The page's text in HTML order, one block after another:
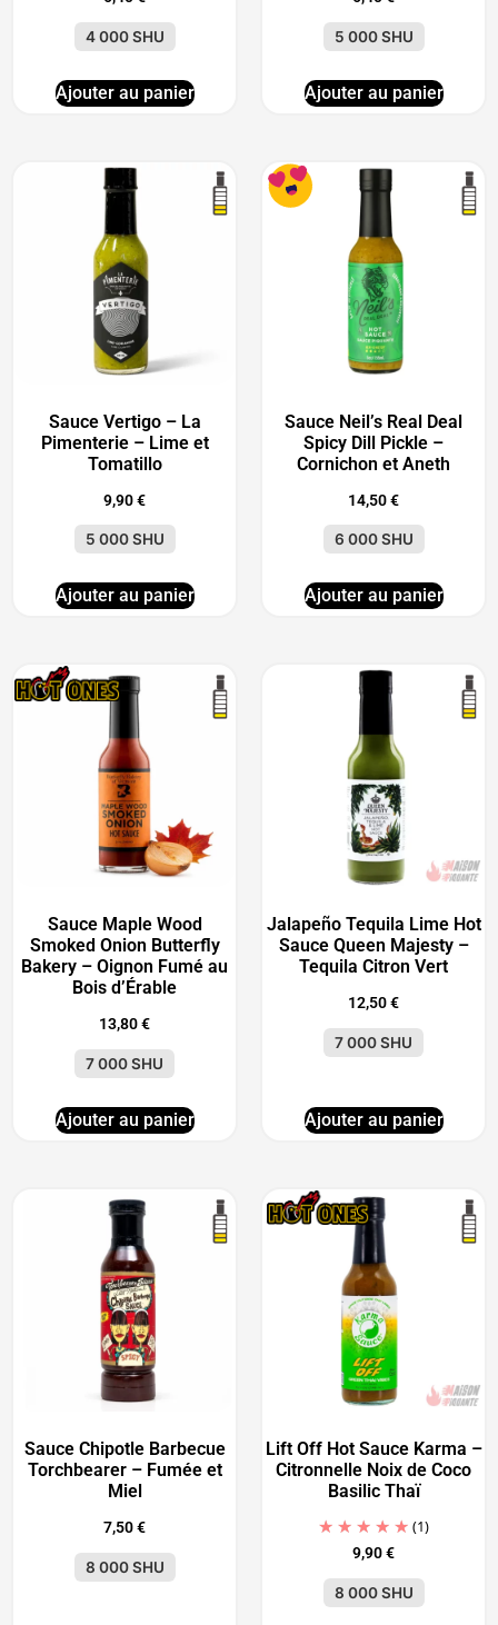
4 000 SHU
Ajouter au panier
5 000 SHU
Ajouter au panier
Sauce Vertigo – La
Pimenterie – Lime et
Tomatillo
9,90€
5 000 SHU
Ajouter au panier
Sauce Neil’s Real Deal
Spicy Dill Pickle –
Cornichon et Aneth
14,50€
6 000 SHU
Ajouter au panier
Sauce Maple Wood
Smoked Onion Butterfly
Bakery – Oignon Fumé au
Bois d’Érable
13,80€
7 000 SHU
Ajouter au panier
Jalapeño Tequila Lime Hot
Sauce Queen Majesty –
Tequila Citron Vert
12,50€
7 000 SHU
Ajouter au panier
Sauce Chipotle Barbecue
Torchbearer – Fumée et
Miel
7,50€
8 000 SHU
Lift Off Hot Sauce Karma –
Citronnelle Noix de Coco
Basilic Thaï
(1)
9,90€
8 000 SHU